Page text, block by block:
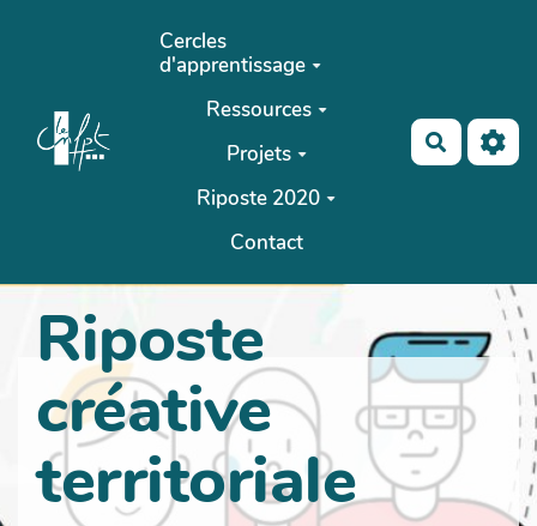
Aller au contenu principal
Cercles
d'apprentissage
Ressources
Projets
Riposte 2020
Contact
Riposte
créative
territoriale